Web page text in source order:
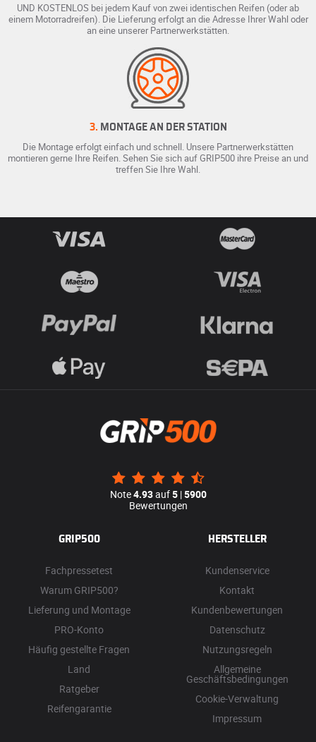
UND KOSTENLOS bei jedem Kauf von zwei identischen Reifen (oder ab
einem Motorradreifen). Die Lieferung erfolgt an die Adresse Ihrer Wahl oder
an eine unserer Partnerwerkstätten.
3. MONTAGE AN DER STATION
Die Montage erfolgt einfach und schnell. Unsere Partnerwerkstätten
montieren gerne Ihre Reifen. Sehen Sie sich auf GRIP500 ihre Preise an und
treffen Sie Ihre Wahl.
Note4.93auf5|5900
Bewertungen
GRIP500
Fachpressetest
Warum GRIP500?
Lieferung und Montage
PRO-Konto
Häufig gestellte Fragen
Land
Ratgeber
Reifengarantie
HERSTELLER
Kundenservice
Kontakt
Kundenbewertungen
Datenschutz
Nutzungsregeln
Allgemeine
Geschäftsbedingungen
Cookie-Verwaltung
Impressum